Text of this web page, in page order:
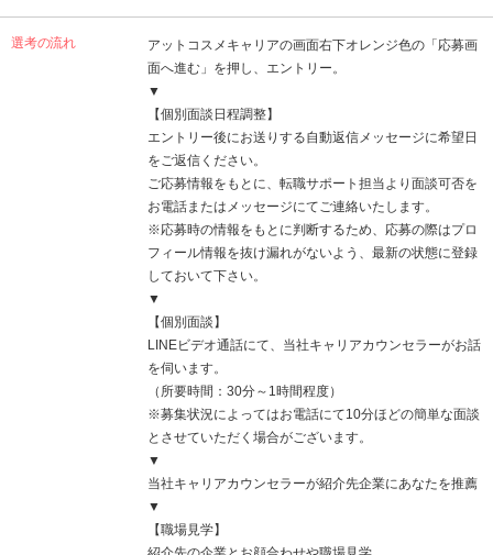
選考の流れ
アットコスメキャリアの画面右下オレンジ色の「応募画
面へ進む」を押し、エントリー。
▼
【個別面談日程調整】
エントリー後にお送りする自動返信メッセージに希望日
をご返信ください。
ご応募情報をもとに、転職サポート担当より面談可否を
お電話またはメッセージにてご連絡いたします。
※応募時の情報をもとに判断するため、応募の際はプロ
フィール情報を抜け漏れがないよう、最新の状態に登録
しておいて下さい。
▼
【個別面談】
LINEビデオ通話にて、当社キャリアカウンセラーがお話
を伺います。
（所要時間：30分～1時間程度）
※募集状況によってはお電話にて10分ほどの簡単な面談
とさせていただく場合がございます。
▼
当社キャリアカウンセラーが紹介先企業にあなたを推薦
▼
【職場見学】